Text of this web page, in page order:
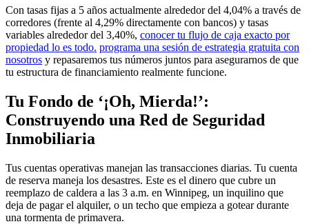
Con tasas fijas a 5 años actualmente alrededor del 4,04% a través de
corredores (frente al 4,29% directamente con bancos) y tasas
variables alrededor del 3,40%, conocer tu flujo de caja exacto por
propiedad lo es todo. programa una sesión de estrategia gratuita con
nosotros y repasaremos tus números juntos para asegurarnos de que
tu estructura de financiamiento realmente funcione.
Tu Fondo de ‘¡Oh, Mierda!’:
Construyendo una Red de Seguridad
Inmobiliaria
Tus cuentas operativas manejan las transacciones diarias. Tu cuenta
de reserva maneja los desastres. Este es el dinero que cubre un
reemplazo de caldera a las 3 a.m. en Winnipeg, un inquilino que
deja de pagar el alquiler, o un techo que empieza a gotear durante
una tormenta de primavera.